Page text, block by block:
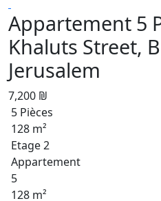
Appartement 5
Khaluts Street,
Jerusalem
7,200 ₪
5 Pièces
128 m²
Etage 2
Appartement
5
128 m²